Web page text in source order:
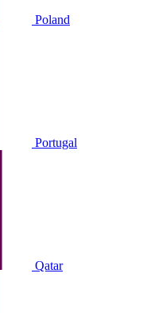
Poland
Portugal
Qatar